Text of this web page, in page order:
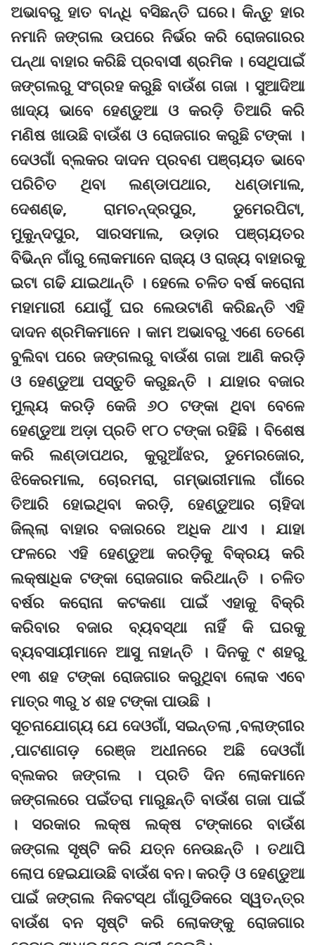
ଅଭାବରୁ ହାତ ବାନ୍ଧି ବସିଛନ୍ତି ଘରେ। କିନ୍ତୁ ହାର
ନମାନି ଜଙ୍ଗଲ ଉପରେ ନିର୍ଭର କରି ରୋଜଗାରର
ପନ୍ଥା ବାହାର କରିଛି ପ୍ରବାସୀ ଶ୍ରମିକ । ସେଥିପାଇଁ
ଜଙ୍ଗଲରୁ ସଂଗ୍ରହ କରୁଛି ବାଉଁଶ ଗଜା । ସୁଆଦିଆ
ଖାଦ୍ୟ ଭାବେ ହେଣ୍ଡୁଆ ଓ କରଡ଼ି ତିଆରି କରି
ମଣିଷ ଖାଉଛି ବାଉଁଶ ଓ ରୋଜଗାର କରୁଛି ଟଙ୍କା ।
ଦେଓଗାଁ ବ୍ଲକର ଦାଦନ ପ୍ରବଣ ପଞ୍ଚାୟତ ଭାବେ
ପରିଚିତ ଥିବା ଲଣ୍ଡାପଥାର, ଧଣ୍ଡାମାଲ,
ଦେଶଣ୍ଢ, ରାମଚନ୍ଦ୍ରପୁର, ଡୁମେରପିଟା,
ମୁକୁନ୍ଦପୁର, ସାରସମାଲ, ଉଡ଼ାର ପଞ୍ଚାୟତର
ବିଭିନ୍ନ ଗାଁରୁ ଲୋକମାନେ ରାଜ୍ୟ ଓ ରାଜ୍ୟ ବାହାରକୁ
ଇଟା ଗଢି ଯାଇଥାନ୍ତି । ହେଲେ ଚଳିତ ବର୍ଷ କରୋନା
ମହାମାରୀ ଯୋଗୁଁ ଘର ଲେଉଟାଣି କରିଛନ୍ତି ଏହି
ଦାଦନ ଶ୍ରମିକମାନେ । କାମ ଅଭାବରୁ ଏଣେ ତେଣେ
ବୁଲିବା ପରେ ଜଙ୍ଗଲରୁ ବାଉଁଶ ଗଜା ଆଣି କରଡ଼ି
ଓ ହେଣ୍ଡୁଆ ପସ୍ତୁତି କରୁଛନ୍ତି । ଯାହାର ବଜାର
ମୁଲ୍ୟ କରଡ଼ି କେଜି ୬୦ ଟଙ୍କା ଥିବା ବେଳେ
ହେଣ୍ଡୁଆ ଅଡ଼ା ପ୍ରତି ୧୮୦ ଟଙ୍କା ରହିଛି । ବିଶେଷ
କରି ଲଣ୍ଡାପଥର, କୁରୁଆଁଝର, ଡୁମେରଜୋର,
ଝିକେରମାଲ, ଚୋରମରା, ଗମ୍ଭାରୀମାଲ ଗାଁରେ
ତିଆରି ହୋଇଥିବା କରଡ଼ି, ହେଣ୍ଡୁଆର ଚାହିଦା
ଜିଲ୍ଲା ବାହାର ବଜାରରେ ଅଧିକ ଥାଏ । ଯାହା
ଫଳରେ ଏହି ହେଣ୍ଡୁଆ କରଡ଼ିକୁ ବିକ୍ରୟ କରି
ଲକ୍ଷାଧିକ ଟଙ୍କା ରୋଜଗାର କରିଥାନ୍ତି । ଚଳିତ
ବର୍ଷର କରୋନା କଟକଣା ପାଇଁ ଏହାକୁ ବିକ୍ରି
କରିବାର ବଜାର ବ୍ୟବସ୍ଥା ନାହିଁ କି ଘରକୁ
ବ୍ୟବସାୟୀମାନେ ଆସୁ ନାହାନ୍ତି । ଦିନକୁ ୯ ଶହରୁ
୧୩ ଶହ ଟଙ୍କା ରୋଜଗାର କରୁଥିବା ଲୋକ ଏବେ
ମାତ୍ର ୩ରୁ ୪ ଶହ ଟଙ୍କା ପାଉଛି ।
ସୂଚନାଯୋଗ୍ୟ ଯେ ଦେଓଗାଁ, ସଇନ୍ତଲା ,ବଲାଙ୍ଗୀର
,ପାଟଣାଗଡ଼ ରେଞ୍ଜ ଅଧୀନରେ ଅଛି ଦେଓଗାଁ
ବ୍ଲକର ଜଙ୍ଗଲ । ପ୍ରତି ଦିନ ଲୋକମାନେ
ଜଙ୍ଗଲରେ ପଇଁତରା ମାରୁଛନ୍ତି ବାଉଁଶ ଗଜା ପାଇଁ
। ସରକାର ଲକ୍ଷ ଲକ୍ଷ ଟଙ୍କାରେ ବାଉଁଶ
ଜଙ୍ଗଲ ସୃଷ୍ଟି କରି ଯତ୍ନ ନେଉଛନ୍ତି । ତଥାପି
ଲୋପ ହେଇଯାଉଛି ବାଉଁଶ ବନ। କରଡ଼ି ଓ ହେଣ୍ଡୁଆ
ପାଇଁ ଜଙ୍ଗଲ ନିକଟସ୍ଥ ଗାଁଗୁଡିକରେ ସ୍ୱତନ୍ତ୍ର
ବାଉଁଶ ବନ ସୃଷ୍ଟି କରି ଲୋକଙ୍କୁ ରୋଜଗାର